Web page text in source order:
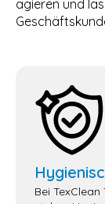
agieren und
Bei